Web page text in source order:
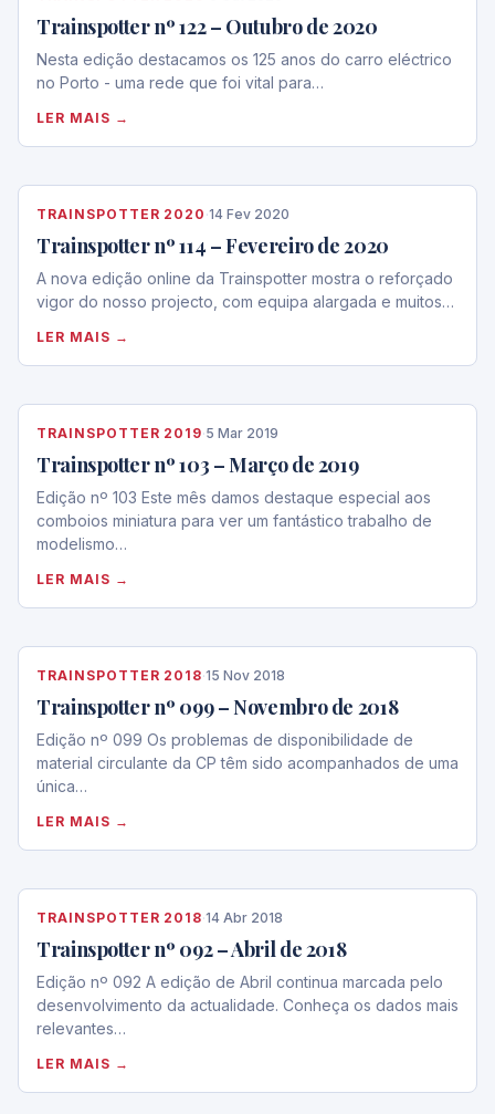
Trainspotter nº 122 – Outubro de 2020
Nesta edição destacamos os 125 anos do carro eléctrico
no Porto - uma rede que foi vital para…
LER MAIS →
TRAINSPOTTER 2020 ·14 Fev 2020
Trainspotter nº 114 – Fevereiro de 2020
A nova edição online da Trainspotter mostra o reforçado
vigor do nosso projecto, com equipa alargada e muitos…
LER MAIS →
TRAINSPOTTER 2019·5 Mar 2019
Trainspotter nº 103 – Março de 2019
Edição nº 103 Este mês damos destaque especial aos
comboios miniatura para ver um fantástico trabalho de
modelismo…
LER MAIS →
TRAINSPOTTER 2018·15 Nov 2018
Trainspotter nº 099 – Novembro de 2018
Edição nº 099 Os problemas de disponibilidade de
material circulante da CP têm sido acompanhados de uma
única…
LER MAIS →
TRAINSPOTTER 2018·14 Abr 2018
Trainspotter nº 092 – Abril de 2018
Edição nº 092 A edição de Abril continua marcada pelo
desenvolvimento da actualidade. Conheça os dados mais
relevantes…
LER MAIS →